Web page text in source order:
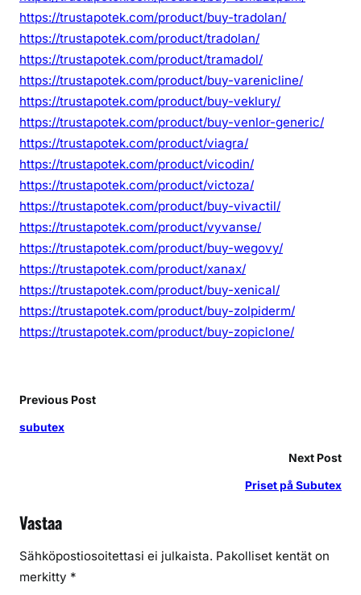
https://trustapotek.com/product/buy-tradolan/
https://trustapotek.com/product/tradolan/
https://trustapotek.com/product/tramadol/
https://trustapotek.com/product/buy-varenicline/
https://trustapotek.com/product/buy-veklury/
https://trustapotek.com/product/buy-venlor-generic/
https://trustapotek.com/product/viagra/
https://trustapotek.com/product/vicodin/
https://trustapotek.com/product/victoza/
https://trustapotek.com/product/buy-vivactil/
https://trustapotek.com/product/vyvanse/
https://trustapotek.com/product/buy-wegovy/
https://trustapotek.com/product/xanax/
https://trustapotek.com/product/buy-xenical/
https://trustapotek.com/product/buy-zolpiderm/
https://trustapotek.com/product/buy-zopiclone/
Previous Post
subutex
Next Post
Priset på Subutex
Vastaa
Sähköpostiosoitettasi ei julkaista. Pakolliset kentät on
merkitty *